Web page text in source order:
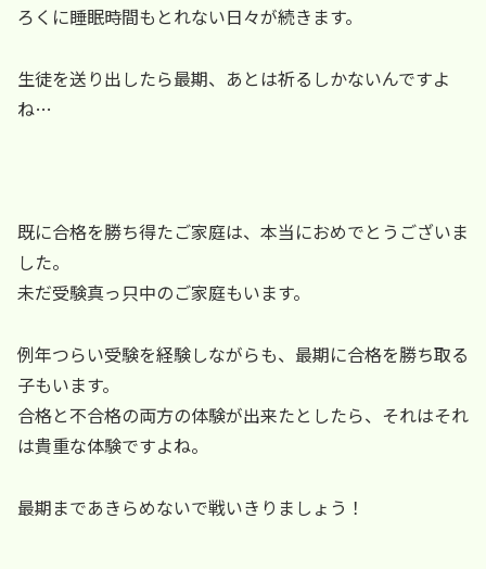
ろくに睡眠時間もとれない日々が続きます。
生徒を送り出したら最期、あとは祈るしかないんですよ
ね…
既に合格を勝ち得たご家庭は、本当におめでとうございま
した。
未だ受験真っ只中のご家庭もいます。
例年つらい受験を経験しながらも、最期に合格を勝ち取る
子もいます。
合格と不合格の両方の体験が出来たとしたら、それはそれ
は貴重な体験ですよね。
最期まであきらめないで戦いきりましょう！